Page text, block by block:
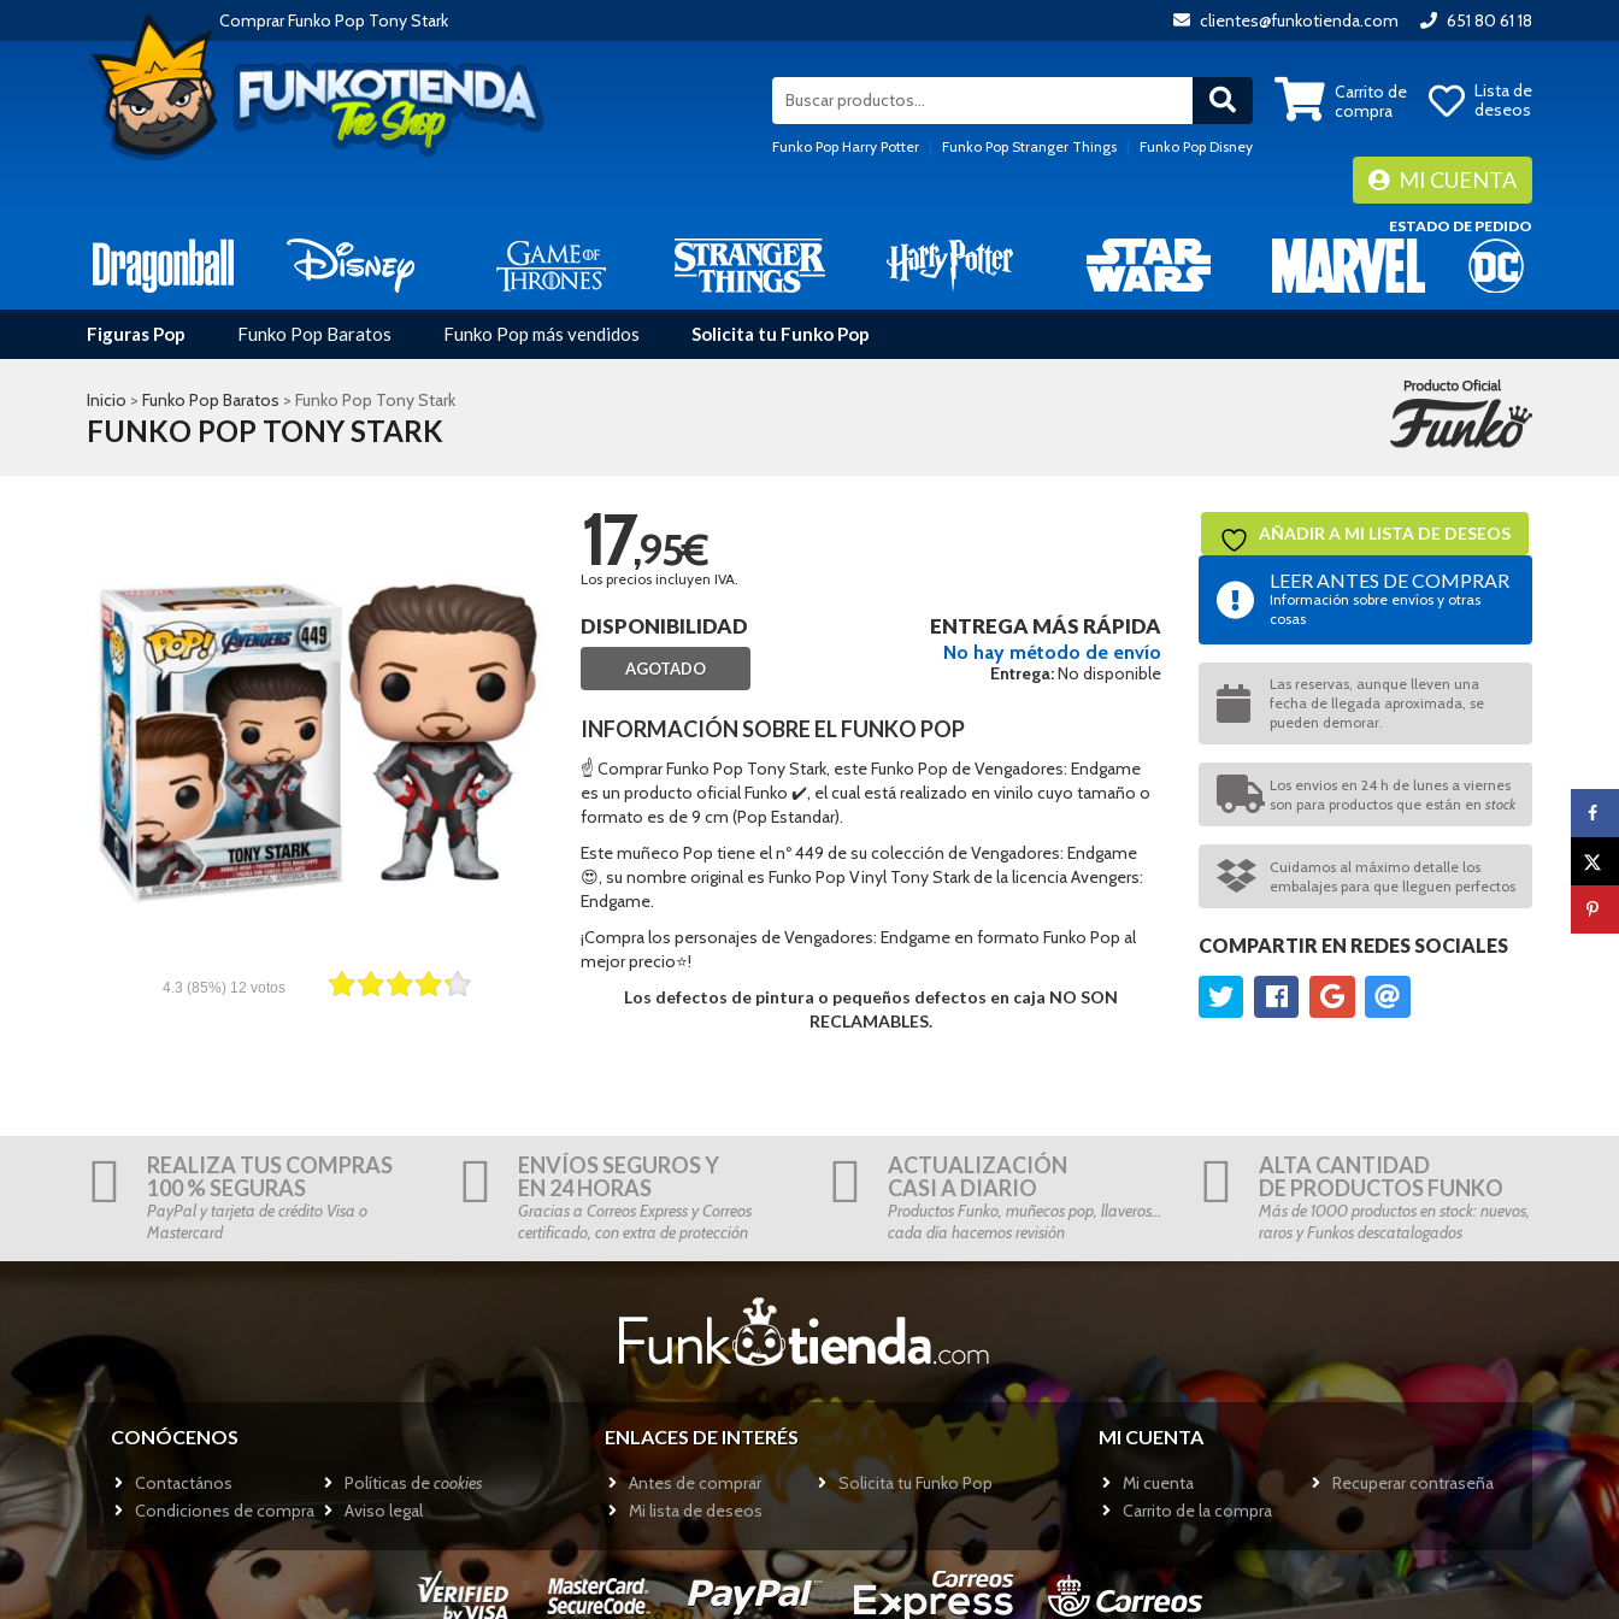
Comprar Funko Pop Tony Stark clientes@funkotienda.com 651 80 61 18
Funko Pop Harry Potter | Funko Pop Stranger Things | Funko Pop Disney
Carrito de
compra
Lista de
deseos
MI CUENTA
ESTADO DE PEDIDO
Figuras Pop Funko Pop Baratos Funko Pop más vendidos Solicita tu Funko Pop
Inicio > Funko Pop Baratos > Funko Pop Tony Stark
FUNKO POP TONY STARK
4.3 (85%) 12 votos
17,95€
Los precios incluyen IVA.
DISPONIBILIDAD
AGOTADO
ENTREGA MÁS RÁPIDA
No hay método de envío
Entrega:No disponible
INFORMACIÓN SOBRE EL FUNKO POP
☝ Comprar Funko Pop Tony Stark, este Funko Pop de Vengadores: Endgame
es un producto oficial Funko ✔️, el cual está realizado en vinilo cuyo tamaño o
formato es de 9 cm (Pop Estandar).
Este muñeco Pop tiene el nº 449 de su colección de Vengadores: Endgame
😍, su nombre original es Funko Pop Vinyl Tony Stark de la licencia Avengers:
Endgame.
¡Compra los personajes de Vengadores: Endgame en formato Funko Pop al
mejor precio⭐!
Los defectos de pintura o pequeños defectos en caja NO SON
RECLAMABLES.
AÑADIR A MI LISTA DE DESEOS
LEER ANTES DE COMPRAR
Información sobre envíos y otras
cosas
Las reservas, aunque lleven una
fecha de llegada aproximada, se
pueden demorar.
Los envios en 24 h de lunes a viernes
son para productos que están en stock
Cuidamos al máximo detalle los
embalajes para que lleguen perfectos
COMPARTIR EN REDES SOCIALES
REALIZA TUS COMPRAS
100 % SEGURAS
PayPal y tarjeta de crédito Visa o
Mastercard
ENVÍOS SEGUROS Y
EN 24 HORAS
Gracias a Correos Express y Correos
certificado, con extra de protección
ACTUALIZACIÓN
CASI A DIARIO
Productos Funko, muñecos pop, llaveros…
cada día hacemos revisión
ALTA CANTIDAD
DE PRODUCTOS FUNKO
Más de 1000 productos en stock: nuevos,
raros y Funkos descatalogados
CONÓCENOS
Contactános Políticas decookies
Condiciones de compra
Aviso legal
ENLACES DE INTERÉS
Antes de comprar
Solicita tu Funko Pop
Mi lista de deseos
MI CUENTA
Mi cuenta
Recuperar contraseña
Carrito de la compra